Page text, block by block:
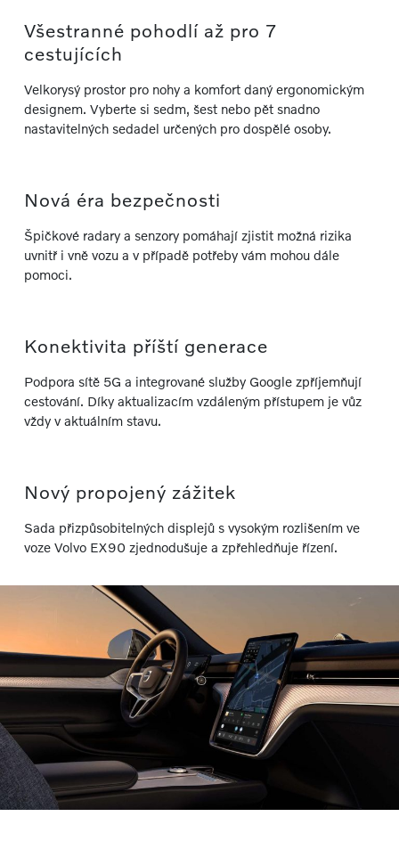
Všestranné pohodlí až pro 7
cestujících
Velkorysý prostor pro nohy a komfort daný ergonomickým
designem. Vyberte si sedm, šest nebo pět snadno
nastavitelných sedadel určených pro dospělé osoby.
Nová éra bezpečnosti
Špičkové radary a senzory pomáhají zjistit možná rizika
uvnitř i vně vozu a v případě potřeby vám mohou dále
pomoci.
Konektivita příští generace
Podpora sítě 5G a integrované služby Google zpříjemňují
cestování. Díky aktualizacím vzdáleným přístupem je vůz
vždy v aktuálním stavu.
Nový propojený zážitek
Sada přizpůsobitelných displejů s vysokým rozlišením ve
voze Volvo EX90 zjednodušuje a zpřehledňuje řízení.